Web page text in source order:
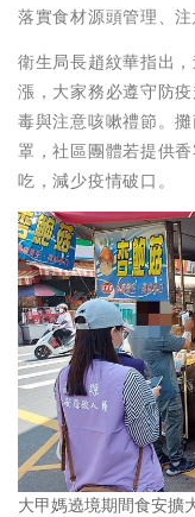
落實食材源頭管理、注
衛生局長趙紋華指出
漲，大家務必遵守防
毒與注意咳嗽禮節。
罩，社區團體若提供
吃，減少疫情破口。
大甲媽遶境期間食安擴